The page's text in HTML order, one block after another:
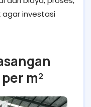
investasi
m²